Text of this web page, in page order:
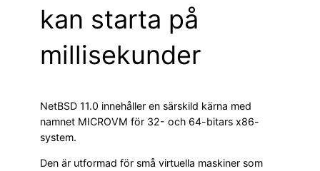
kan starta på
millisekunder
NetBSD 11.0 innehåller en särskild kärna med
namnet MICROVM för 32- och 64-bitars x86-
system.
Den är utformad för små virtuella maskiner som